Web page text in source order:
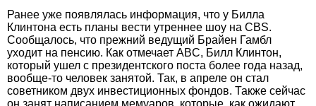
Ранее уже появлялась информация, что у Билла
Клинтона есть планы вести утреннее шоу на CBS.
Сообщалось, что прежний ведущий Брайен Гамбл
уходит на пенсию. Как отмечает ABC, Билл Клинтон,
который ушел с президентского поста более года назад,
вообще-то человек занятой. Так, в апреле он стал
советником двух инвестиционных фондов. Также сейчас
он занят написанием мемуаров, которые, как ожидают,